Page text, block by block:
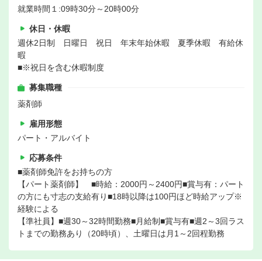
就業時間１:09時30分～20時00分
休日・休暇
週休2日制 日曜日 祝日 年末年始休暇 夏季休暇 有給休
暇
■※祝日を含む休暇制度
募集職種
薬剤師
雇用形態
パート・アルバイト
応募条件
■薬剤師免許をお持ちの方
【パート薬剤師】 ■時給：2000円～2400円■賞与有：パート
の方にも寸志の支給有り■18時以降は100円ほど時給アップ※
経験による
【準社員】■週30～32時間勤務■月給制■賞与有■週2～3回ラス
トまでの勤務あり（20時頃）、土曜日は月1～2回程勤務